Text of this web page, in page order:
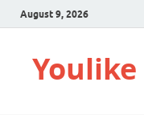
August 9, 2026